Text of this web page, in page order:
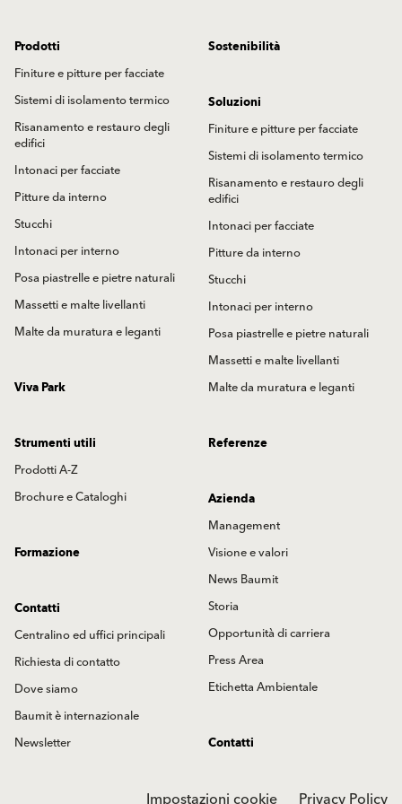
Prodotti
Finiture e pitture per facciate
Sistemi di isolamento termico
Risanamento e restauro degli
edifici
Intonaci per facciate
Pitture da interno
Stucchi
Intonaci per interno
Posa piastrelle e pietre naturali
Massetti e malte livellanti
Malte da muratura e leganti
Sostenibilità
Soluzioni
Finiture e pitture per facciate
Sistemi di isolamento termico
Risanamento e restauro degli
edifici
Intonaci per facciate
Pitture da interno
Stucchi
Intonaci per interno
Posa piastrelle e pietre naturali
Massetti e malte livellanti
Malte da muratura e leganti
Viva Park
Strumenti utili
Prodotti A-Z
Brochure e Cataloghi
Referenze
Azienda
Management
Visione e valori
News Baumit
Storia
Opportunità di carriera
Press Area
Etichetta Ambientale
Formazione
Contatti
Centralino ed uffici principali
Richiesta di contatto
Dove siamo
Baumit è internazionale
Newsletter
Contatti